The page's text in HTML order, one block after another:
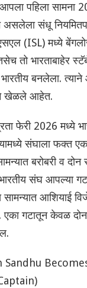
आपला पहिला सामना
असलेला संधू
(ISL) मध्ये
तो भारताबाहेर
बनलेला. त्याने
खेळले आहेत.
फेरी 2026 मध्ये
संघाला फक्त एक
बरोबरी व दोन
संघ आपल्या
आशियाई
गटातून केवळ
Sandhu